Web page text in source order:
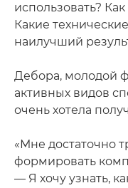
использовать?
Какие
наилучший
Дебора, молодой
активных видов
очень хотела
«Мне достаточно
формировать
— Я хочу узнать,